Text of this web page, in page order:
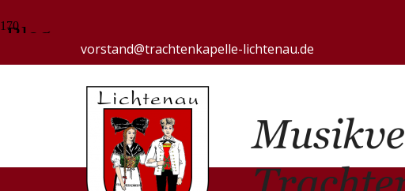
vorstand@trachtenkapelle-lichtenau.de
Blog
Wertungsspiel der Jugendkapelle